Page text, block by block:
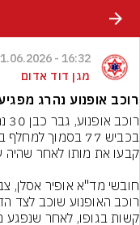
16:32 - 11.06.2026
מגן דוד אדום
רוכב אופנוע נהרג